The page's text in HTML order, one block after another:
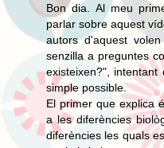
Bon dia. Al meu
parlar sobre aquest
autors d'aquest
senzilla a preguntes
existeixen?",
simple possible.
El primer que explica
a les diferències
diferències les quals